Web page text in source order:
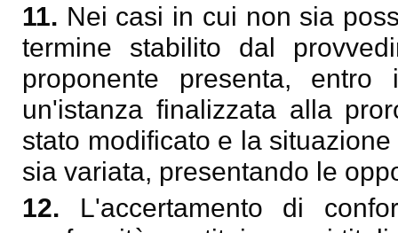
11. Nei casi in cui non sia
termine stabilito dal
proponente presenta,
un'istanza finalizzata alla
stato modificato e la
sia variata, presentando le
12. L'accertamento di